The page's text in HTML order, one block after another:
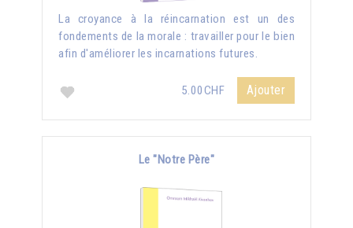
La croyance à la réincarnation est un des
fondements de la morale : travailler pour le bien
afin d'améliorer les incarnations futures.
5.00CHF Ajouter
Le "Notre Père"